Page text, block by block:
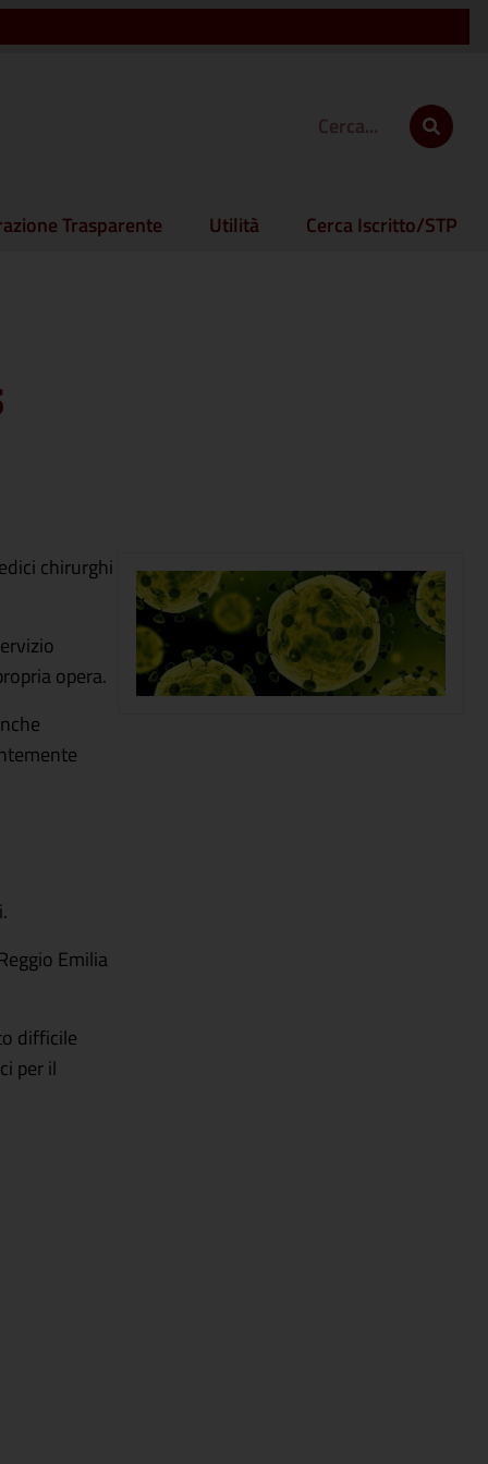
Trasparente Utilità Cerca Iscritto/STP
chirurghi
opera.
Emilia
difficile
per il